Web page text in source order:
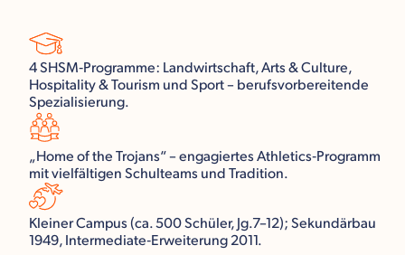
4 SHSM‑Programme: Landwirtschaft, Arts & Culture,
Hospitality & Tourism und Sport – berufsvorbereitende
Spezialisierung.
„Home of the Trojans“ – engagiertes Athletics‑Programm
mit vielfältigen Schulteams und Tradition.
Kleiner Campus (ca. 500 Schüler, Jg.7–12); Sekundärbau
1949, Intermediate‑Erweiterung 2011.